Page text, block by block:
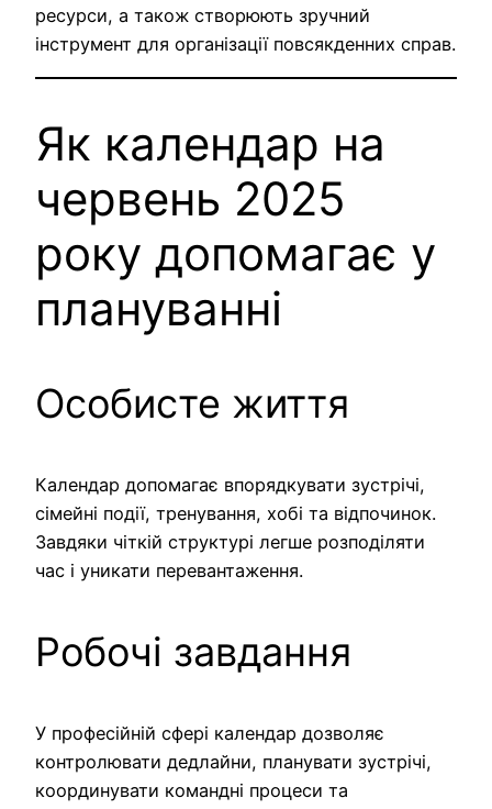
ресурси, а також створюють зручний
інструмент для організації повсякденних справ.
Як календар на
червень 2025
року допомагає у
плануванні
Особисте життя
Календар допомагає впорядкувати зустрічі,
сімейні події, тренування, хобі та відпочинок.
Завдяки чіткій структурі легше розподіляти
час і уникати перевантаження.
Робочі завдання
У професійній сфері календар дозволяє
контролювати дедлайни, планувати зустрічі,
координувати командні процеси та